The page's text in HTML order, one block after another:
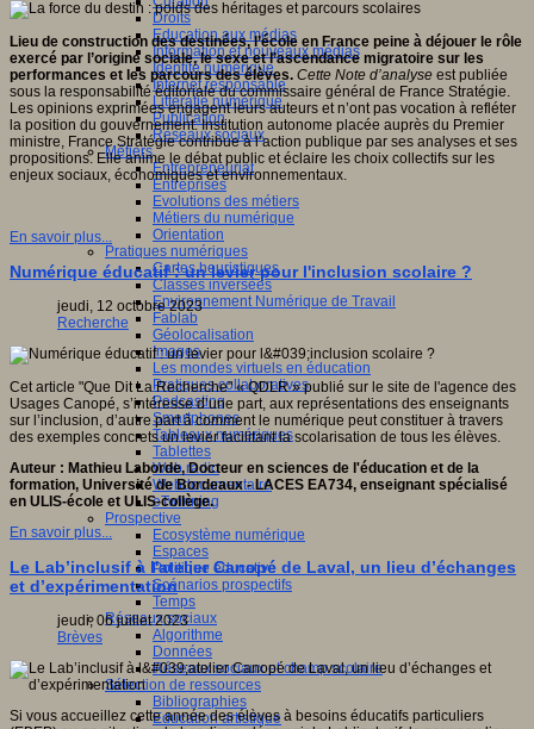
Droits
Education aux médias
Information et nouveaux médias
Identité numérique
Internet responsable
Littératie numérique
Publication
Réseaux sociaux
Métiers
Entrepreneuriat
Entreprises
Evolutions des métiers
Métiers du numérique
Orientation
Pratiques numériques
Cartes heuristiques
Classes inversées
Environnement Numérique de Travail
Fablab
Géolocalisation
Images
Les mondes virtuels en éducation
Pratiques collaboratives
Podcasting
Smartphones
Tableaux numériques
Tablettes
Web radio
Webdocumentaire
eTwinning
Prospective
Ecosystème numérique
Espaces
Politique éducative
Scénarios prospectifs
Temps
Réseaux sociaux
Algorithme
Données
Réseaux sociaux et champ scolaire
Sélection de ressources
Bibliographies
Education artistique
Lieu de construction des destinées, l’école en France peine à déjouer le rôle
exercé par l’origine sociale, le sexe et l’ascendance migratoire sur les
performances et les parcours des élèves. Cette Note d’analyse est publiée
sous la responsabilité éditoriale du commissaire général de France Stratégie.
Les opinions exprimées engagent leurs auteurs et n’ont pas vocation à refléter
la position du gouvernement. Institution autonome placée auprès du Premier
ministre, France Stratégie contribue à l’action publique par ses analyses et ses
propositions. Elle anime le débat public et éclaire les choix collectifs sur les
enjeux sociaux, économiques et environnementaux.
En savoir plus...
Numérique éducatif : un levier pour l'inclusion scolaire ?
jeudi, 12 octobre 2023
Recherche
Cet article "Que Dit La Recherche" « QDLR » publié sur le site de l'agence des
Usages Canopé, s’intéresse d’une part, aux représentations des enseignants
sur l’inclusion, d’autre part à comment le numérique peut constituer à travers
des exemples concrets un levier facilitant la scolarisation de tous les élèves.
Auteur : Mathieu Laborde, Docteur en sciences de l'éducation et de la
formation, Université de Bordeaux - LACES EA734, enseignant spécialisé
en ULIS-école et ULIS-collège.
En savoir plus...
Le Lab’inclusif à l'atelier Canopé de Laval, un lieu d’échanges
et d’expérimentation
jeudi, 06 juillet 2023
Brèves
Si vous accueillez cette année des élèves à besoins éducatifs particuliers